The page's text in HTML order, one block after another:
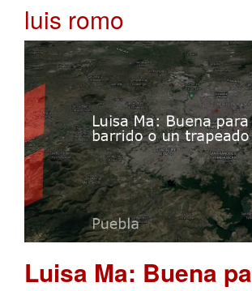
luis romo
Luisa Ma: Buena